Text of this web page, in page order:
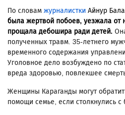
По словам журналистки Айнур
была жертвой побоев, уезжала от
прощала дебошира ради детей.
полученных травм. 35-летнего
временного содержания
Уголовное дело возбуждено по
вреда здоровью, повлекшее
Женщины Караганды могут
помощи семье, если столкнулись